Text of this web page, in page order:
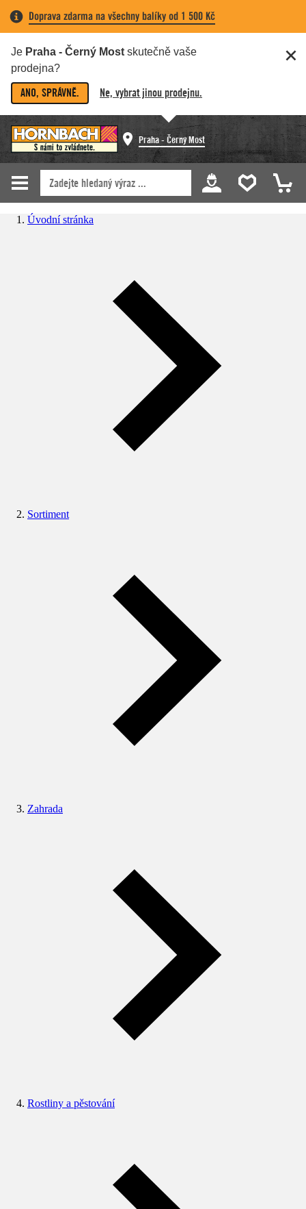
Doprava zdarma na všechny balíky od 1 500 Kč
Je Praha - Černý Most skutečně vaše
prodejna?
ANO, SPRÁVNĚ. Ne, vybrat jinou prodejnu.
Praha - Černý Most
Úvodní stránka
Sortiment
Zahrada
Rostliny a pěstování